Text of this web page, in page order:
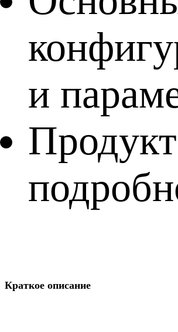
и
Продукт
Краткое описание